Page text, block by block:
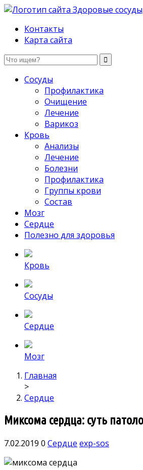
Здоровые сосуды, лечение и профилактика
Контакты
Карта сайта
Сосуды
Профилактика
Очищение
Лечение
Варикоз
Кровь
Анализы
Лечение
Болезни
Профилактика
Группы крови
Состав
Мозг
Сердце
Полезно для здоровья
Кровь
Сосуды
Сердце
Мозг
Главная
>
Сердце
Миксома сердца: суть
7.02.2019 0 Сердце exp-sos